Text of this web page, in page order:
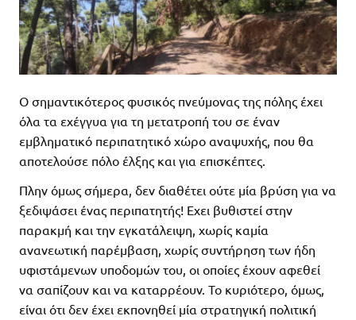
Ο σημαντικότερος φυσικός πνεύμονας της πόλης έχει
όλα τα εχέγγυα για τη μετατροπή του σε έναν
εμβληματικό περιπατητικό χώρο αναψυχής, που θα
αποτελούσε πόλο έλξης και για επισκέπτες.
Πλην όμως σήμερα, δεν διαθέτει ούτε μία βρύση για να
ξεδιψάσει ένας περιπατητής! Εχει βυθιστεί στην
παρακμή και την εγκατάλειψη, χωρίς καμία
ανανεωτική παρέμβαση, χωρίς συντήρηση των ήδη
υφιστάμενων υποδομών του, οι οποίες έχουν αφεθεί
να σαπίζουν και να καταρρέουν. Το κυριότερο, όμως,
είναι ότι δεν έχει εκπονηθεί μία στρατηγική πολιτική